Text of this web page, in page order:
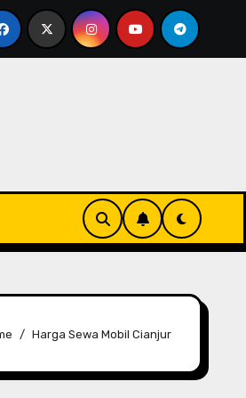
di Pusat Jakarta
Harga Sewa Mobil Cianjur